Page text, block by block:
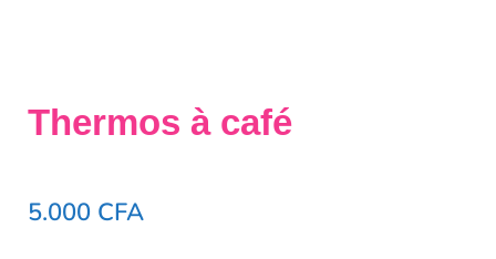
Thermos à café
5.000 CFA